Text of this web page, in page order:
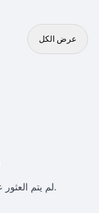
عرض الكل
لم يتم العثور على مقالات مطابقة للبحث الذي تم تحديده.